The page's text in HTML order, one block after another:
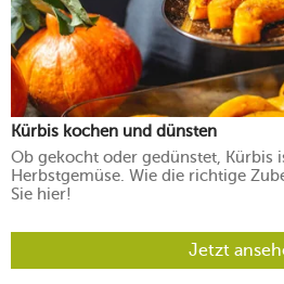
Kürbis kochen und dünsten
Ob gekocht oder gedünstet, Kürbis
Herbstgemüse. Wie die richtige
Sie hier!
Jetzt